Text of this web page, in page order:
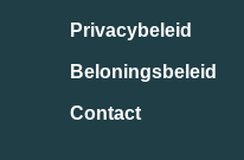
Privacybeleid
Beloningsbeleid
Contact